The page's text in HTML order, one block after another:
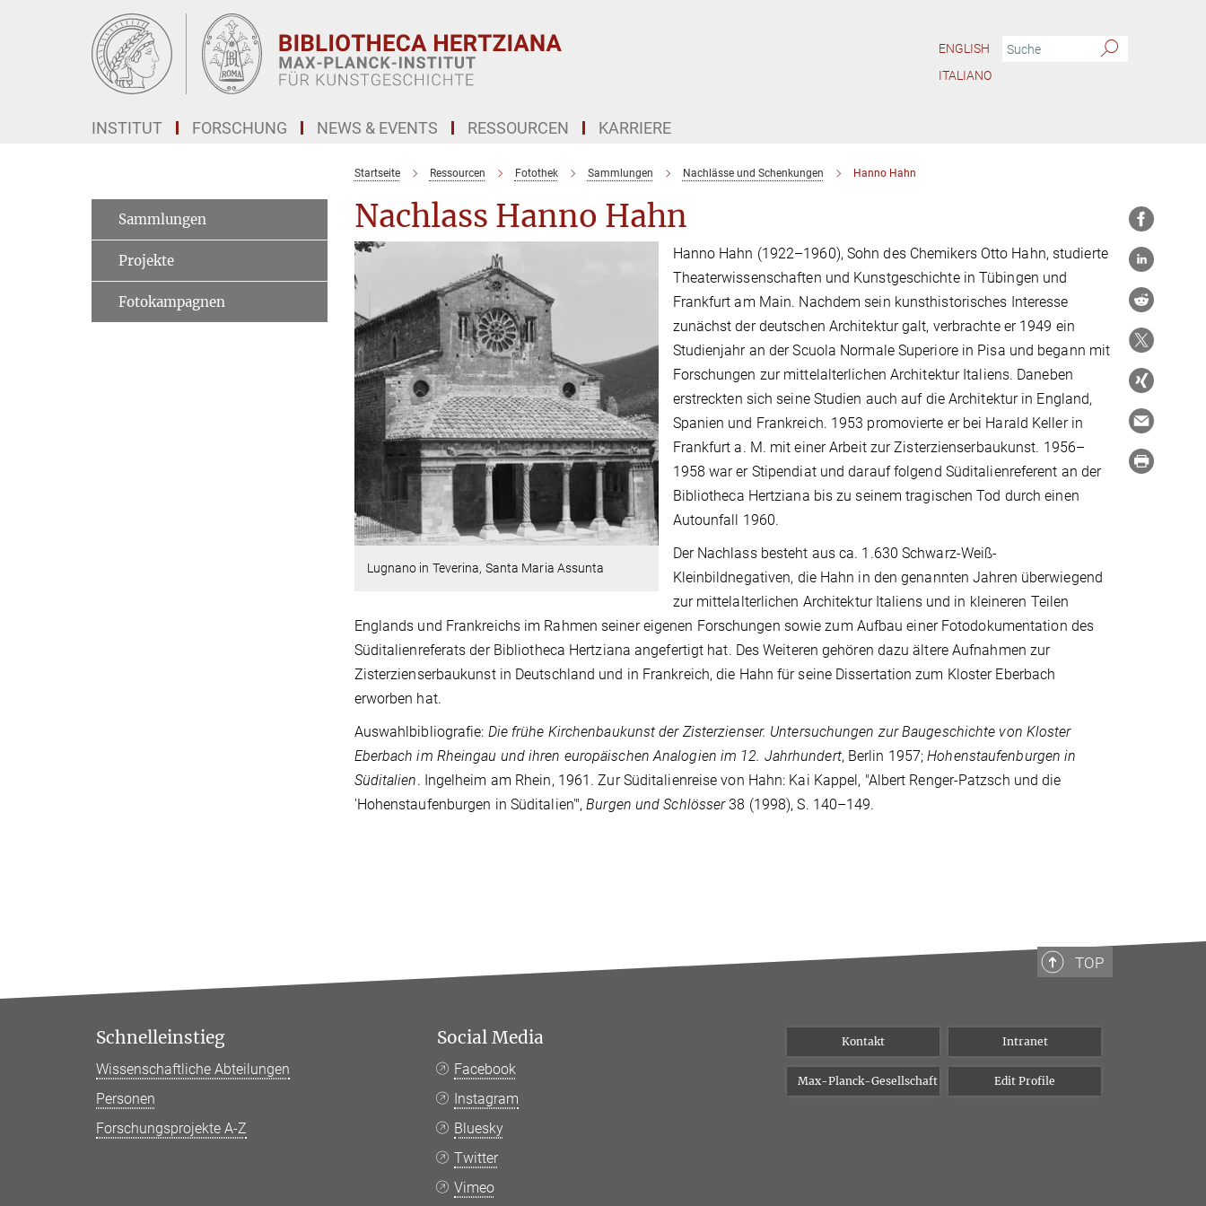
ENGLISH
ITALIANO
INSTITUT FORSCHUNG NEWS & EVENTS RESSOURCEN KARRIERE
Startseite Ressourcen Fotothek Sammlungen Nachlässe und Schenkungen Hanno Hahn
Nachlass Hanno Hahn
Lugnano in Teverina, Santa Maria Assunta
Hanno Hahn (1922–1960), Sohn des Chemikers Otto Hahn, studierte
Theaterwissenschaften und Kunstgeschichte in Tübingen und
Frankfurt am Main. Nachdem sein kunsthistorisches Interesse
zunächst der deutschen Architektur galt, verbrachte er 1949 ein
Studienjahr an der Scuola Normale Superiore in Pisa und begann mit
Forschungen zur mittelalterlichen Architektur Italiens. Daneben
erstreckten sich seine Studien auch auf die Architektur in England,
Spanien und Frankreich. 1953 promovierte er bei Harald Keller in
Frankfurt a. M. mit einer Arbeit zur Zisterzienserbaukunst. 1956–
1958 war er Stipendiat und darauf folgend Süditalienreferent an der
Bibliotheca Hertziana bis zu seinem tragischen Tod durch einen
Autounfall 1960.
Der Nachlass besteht aus ca. 1.630 Schwarz-Weiß-
Kleinbildnegativen, die Hahn in den genannten Jahren überwiegend
zur mittelalterlichen Architektur Italiens und in kleineren Teilen
Englands und Frankreichs im Rahmen seiner eigenen Forschungen sowie zum Aufbau einer Fotodokumentation des
Süditalienreferats der Bibliotheca Hertziana angefertigt hat. Des Weiteren gehören dazu ältere Aufnahmen zur
Zisterzienserbaukunst in Deutschland und in Frankreich, die Hahn für seine Dissertation zum Kloster Eberbach
erworben hat.
Auswahlbibliografie: Die frühe Kirchenbaukunst der Zisterzienser. Untersuchungen zur Baugeschichte von Kloster
Eberbach im Rheingau und ihren europäischen Analogien im 12. Jahrhundert, Berlin 1957;Hohenstaufenburgen in
Süditalien. Ingelheim am Rhein, 1961. Zur Süditalienreise von Hahn: Kai Kappel, "Albert Renger-Patzsch und die
'Hohenstaufenburgen in Süditalien'", Burgen und Schlösser38 (1998), S. 140–149.
Sammlungen
Projekte
Fotokampagnen
TOP
Schnelleinstieg
Wissenschaftliche Abteilungen
Personen
Forschungsprojekte A-Z
Social Media
Facebook
Instagram
Bluesky
Twitter
Vimeo
Kontakt Intranet
Max-Planck-Gesellschaft Edit Profile